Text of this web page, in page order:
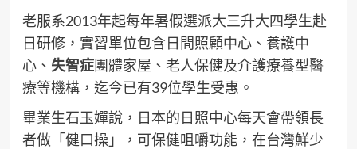
老服系2013年起每年暑假選派大三升大四學生赴
日研修，實習單位包含日間照顧中心、養護中
心、 失智症團體家屋、老人保健及介護療養型醫
療等機構，迄今已有39位學生受惠。
畢業生石玉嬋說，日本的日照中心每天會帶領長
者做「健口操」，可保健咀嚼功能，在台灣鮮少